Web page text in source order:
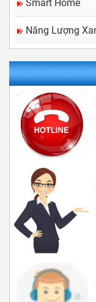
Smart Home
HỆ THỐNG
Năng Lượng
ĐIỆN MẶT
Trọn Gói
ĐÈN NĂNG
BỘ
TẤM PIN